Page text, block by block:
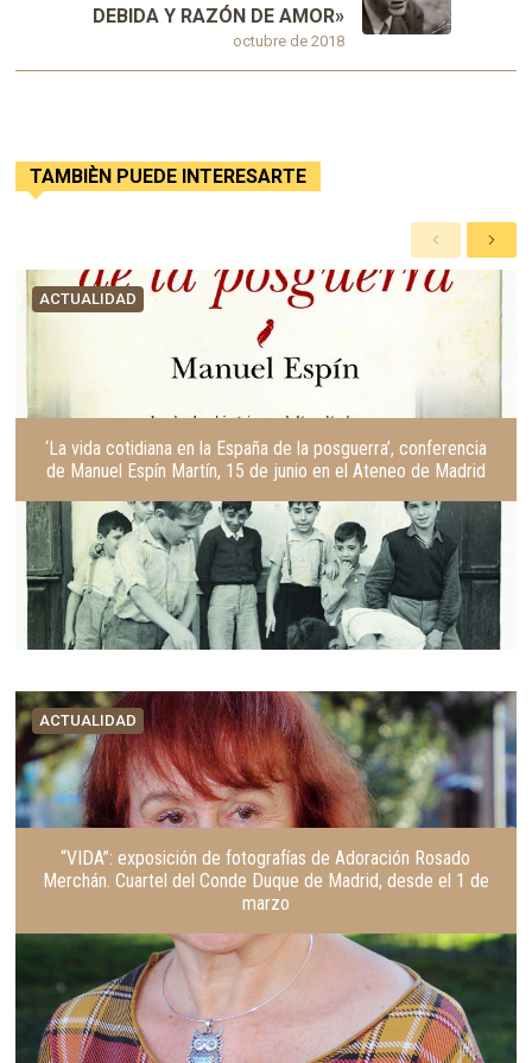
octubre de 2018
DEBIDA Y RAZÓN DE AMOR»
TAMBIÈN PUEDE INTERESARTE
A
n
t
r
S
i
g
i
e
n
e
ACTUALIDAD
‘La vida cotidiana en la España de la posguerra’, conferencia
de Manuel Espín Martín, 15 de junio en el Ateneo de Madrid
ACTUALIDAD
“VIDA”: exposición de fotografías de Adoración Rosado
Merchán. Cuartel del Conde Duque de Madrid, desde el 1 de
marzo